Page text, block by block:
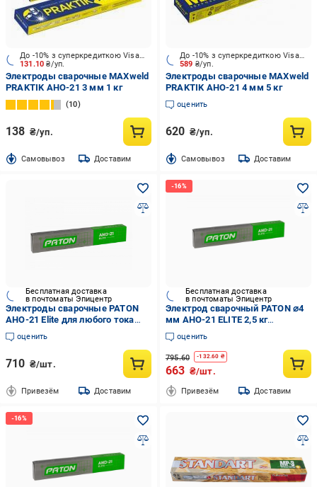
131.10₴/уп.
До -10% з суперкредиткою Visa Вигода
Электроды сварочные MAXweld
PRAKTIK АНО-21 3 мм 1 кг
10
138 ₴/уп.
Cамовывоз Доставим
589 ₴/уп.
До -10% з суперкредиткою Visa Вигода
Электроды сварочные MAXweld
PRAKTIK АНО-21 4 мм 5 кг
оценить
620 ₴/уп.
Cамовывоз Доставим
Бесплатная доставка
в почтоматы Эпицентр
Электроды сварочные PATON
АНО-21 Elite для любого тока
AC/DC 350 мм 3 мм 1 кг (20025)
оценить
710 ₴/шт.
Привезём Доставим
Бесплатная доставка
в почтоматы Эпицентр
Электрод сварочный PATON ⌀4
мм АНО-21 ELITE 2,5 кг
(INRUL00ELAHO21042S)
оценить
795.60 -132.60 ₴
663 ₴/шт.
Привезём Доставим